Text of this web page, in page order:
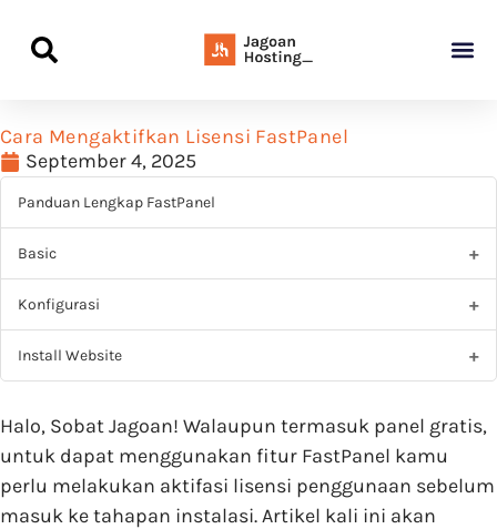
Cara Mengaktifkan Lisensi FastPanel
September 4, 2025
Panduan Lengkap FastPanel
Basic
Konfigurasi
Install Website
Halo, Sobat Jagoan! Walaupun termasuk panel gratis,
untuk dapat menggunakan fitur FastPanel kamu
perlu melakukan aktifasi lisensi penggunaan sebelum
masuk ke tahapan instalasi. Artikel kali ini akan